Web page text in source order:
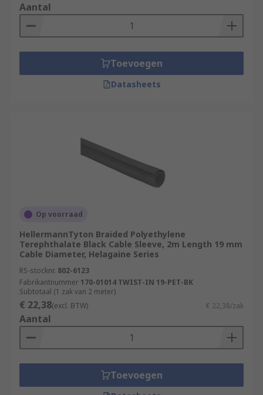
Aantal
Toevoegen
Datasheets
Op voorraad
HellermannTyton Braided Polyethylene
Terephthalate Black Cable Sleeve, 2m Length 19 mm
Cable Diameter, Helagaine Series
RS-stocknr. 802-6123
Fabrikantnummer 170-01014 TWIST-IN 19-PET-BK
Subtotaal (1 zak van 2 meter)
€ 22,38(excl. BTW) € 22,38/zak
Aantal
Toevoegen